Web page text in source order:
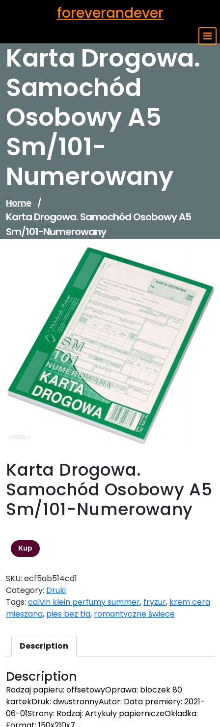
foreverandever
Karta Drogowa.
Samochód
Osobowy A5
Sm/101-
Numerowany
Home /
Karta Drogowa. Samochód Osobowy A5
Sm/101-Numerowany
Karta Drogowa.
Samochód Osobowy A5
Sm/101-Numerowany
Kup
SKU: ecf5ab514cd1
Category: Druki
Tags: calvin klein perfumy summer, fryzur, krem cera
mieszana, pies bez tła, romantyczne świece
Description
Description
Rodzaj papieru: offsetowyOprawa: bloczek 80
kartekDruk: dwustronnyAutor: Data premiery: 2021-
06-01Strony: Rodzaj: Artykuły papierniczeOkładka: